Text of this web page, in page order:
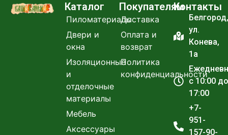
Каталог
Пиломатериалы
Двери и
окна
Изоляционные
и
отделочные
материалы
Мебель
Аксессуары
Покупателям
Доставка
Оплата и
возврат
Политика
конфиденциальности
Контакты
Белгород,
ул.
Конева,
1а
с 10:00 до
17:00
+7-
951-
157-90-